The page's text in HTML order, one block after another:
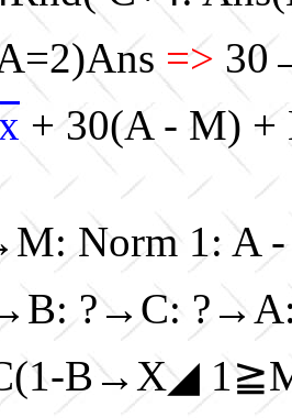
=>
x + 30(A - M)
Norm 1: A
?→C:
B→X◢